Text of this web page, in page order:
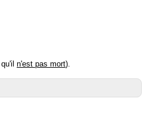
n'est pas mort).